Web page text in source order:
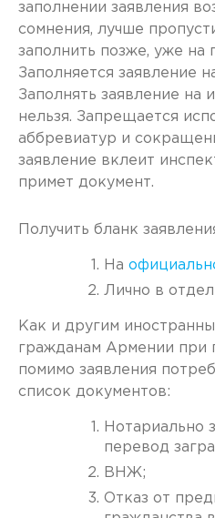
заполнении заявления
сомнения, лучше
заполнить позже, уже
Заполняется заявление
Заполнять заявление на
нельзя. Запрещается
аббревиатур и
заявление вклеит
примет документ.
Получить бланк
На
Лично в
Как и другим
гражданам Армении при
помимо заявления
список документов:
Нотариально
перевод
ВНЖ;
Отказ от